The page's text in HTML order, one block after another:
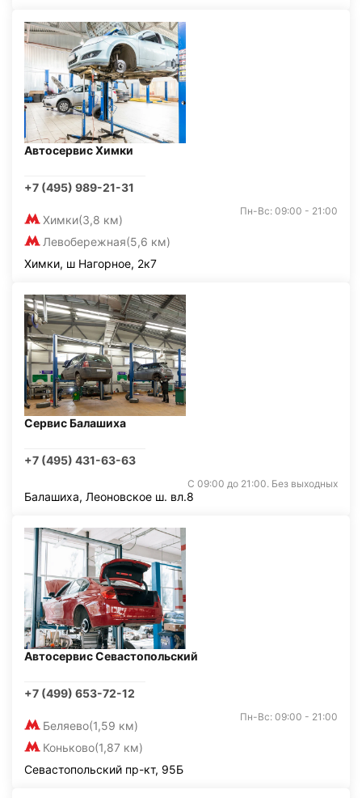
Автосервис Химки
+7 (495) 989-21-31
Химки(3,8 км)
Левобережная(5,6 км)
Пн-Вс: 09:00 - 21:00
Химки, ш Нагорное, 2к7
Сервис Балашиха
+7 (495) 431-63-63
С 09:00 до 21:00. Без выходных
Балашиха, Леоновское ш. вл.8
Автосервис Севастопольский
+7 (499) 653-72-12
Беляево(1,59 км)
Коньково(1,87 км)
Пн-Вс: 09:00 - 21:00
Севастопольский пр-кт, 95Б